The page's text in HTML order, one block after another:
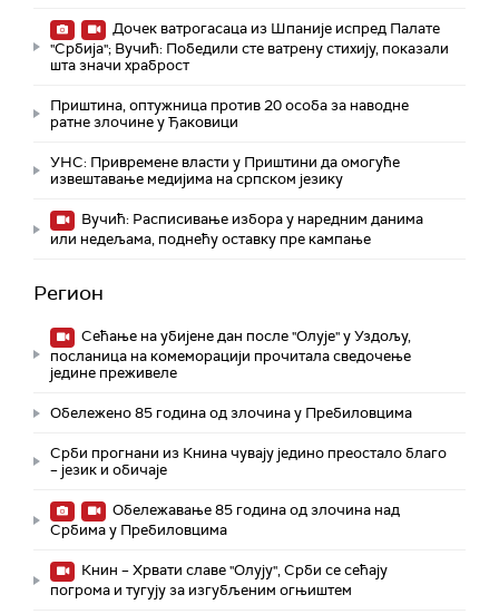
Дочек ватрогасаца из Шпаније испред Палате
"Србија"; Вучић: Победили сте ватрену стихију, показали
шта значи храброст
Приштина, оптужница против 20 особа за наводне
ратне злочине у Ђаковици
УНС: Привремене власти у Приштини да омогуће
извештавање медијима на српском језику
Вучић: Расписивање избора у наредним данима
или недељама, поднећу оставку пре кампање
Регион
Сећање на убијене дан после "Олује" у Уздољу,
посланица на комеморацији прочитала сведочење
једине преживеле
Обележено 85 година од злочина у Пребиловцима
Срби прогнани из Книна чувају једино преостало благо
– језик и обичаје
Обележавање 85 година од злочина над
Србима у Пребиловцима
Книн – Хрвати славе "Олују", Срби се сећају
погрома и тугују за изгубљеним огњиштем